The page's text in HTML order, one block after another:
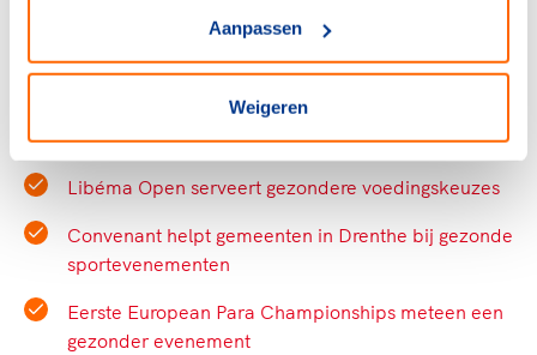
Aanpassen
Weigeren
Bekijk de reclamecode en check of jouw promotie-
uitingen voldoen.
Bekijk de reclamecode
Werk je aan een gezonder aanbod bij jouw
evenement? Gebruik de Richtlijn Eetomgevingen
Libéma Open serveert gezondere voedingskeuzes
Convenant helpt gemeenten in Drenthe bij gezonde
sportevenementen
Eerste European Para Championships meteen een
gezonder evenement